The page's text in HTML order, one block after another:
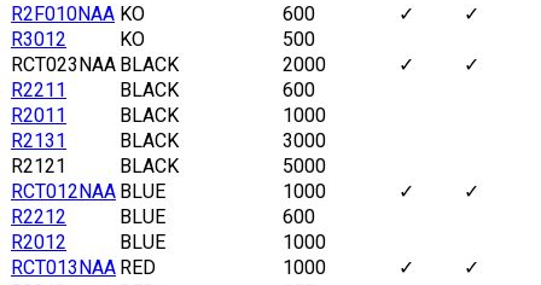
R2F010NAA KO 600 ✓
✓
R3012
KO
500
RCT023NAA BLACK 2000 ✓
✓
R2211
BLACK
600
R2011
BLACK
1000
R2131
BLACK
3000
R2121
BLACK
5000
RCT012NAA BLUE 1000 ✓
✓
R2212
BLUE
600
R2012
BLUE
1000
RCT013NAA RED 1000 ✓
✓